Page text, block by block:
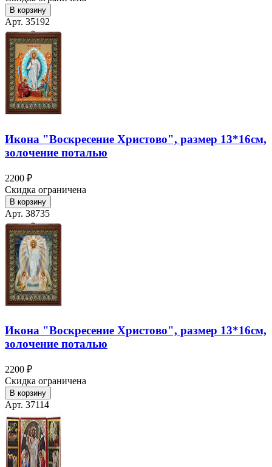
В корзину
Арт. 35192
Икона "Воскресение Христово", размер 13*16см,
золочение поталью
2200 ₽
Скидка ограничена
В корзину
Арт. 38735
Икона "Воскресение Христово", размер 13*16см,
золочение поталью
2200 ₽
Скидка ограничена
В корзину
Арт. 37114